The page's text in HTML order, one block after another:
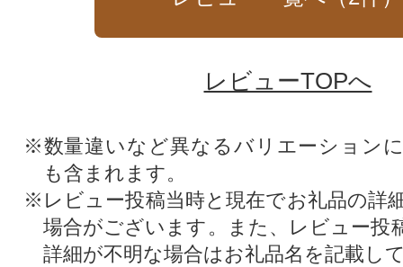
レビューTOPへ
※数量違いなど異なるバリエーション
も含まれます。
※レビュー投稿当時と現在でお礼品の詳
場合がございます。また、レビュー投
詳細が不明な場合はお礼品名を記載し